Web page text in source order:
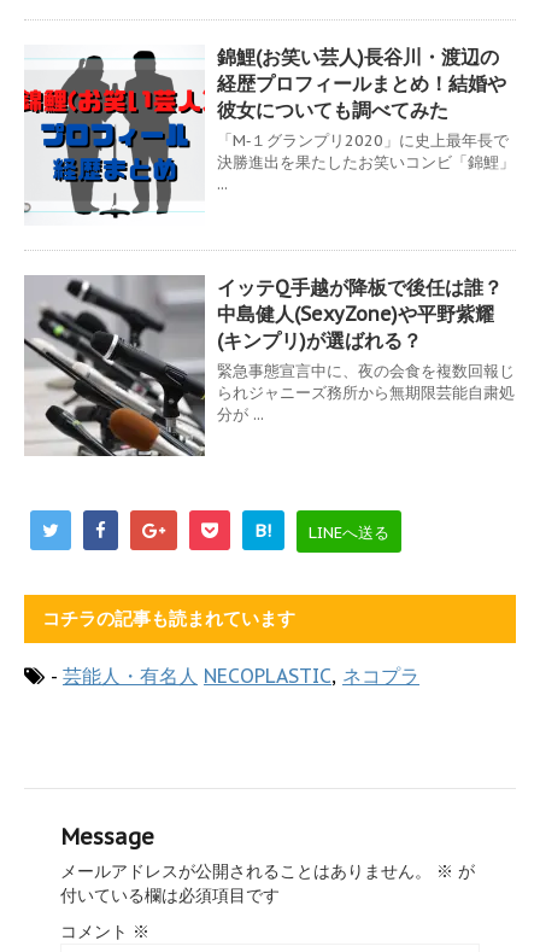
錦鯉(お笑い芸人)長谷川・渡辺の
経歴プロフィールまとめ！結婚や
彼女についても調べてみた
「М‐１グランプリ2020」に史上最年長で
決勝進出を果たしたお笑いコンビ「錦鯉」
...
イッテQ手越が降板で後任は誰？
中島健人(SexyZone)や平野紫耀
(キンプリ)が選ばれる？
緊急事態宣言中に、夜の会食を複数回報じ
られジャニーズ務所から無期限芸能自粛処
分が ...
B! LINEへ送る
コチラの記事も読まれています
- 芸能人・有名人 NECOPLASTIC, ネコプラ
Message
メールアドレスが公開されることはありません。 ※ が
付いている欄は必須項目です
コメント ※